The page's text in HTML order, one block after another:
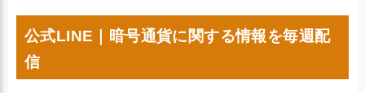
公式LINE｜暗号通貨に関する情報を毎週配
信